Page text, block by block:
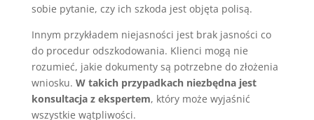
sobie pytanie, czy ich szkoda jest objęta polisą.
Innym przykładem niejasności jest brak jasności co
do procedur odszkodowania. Klienci mogą nie
rozumieć, jakie dokumenty są potrzebne do złożenia
wniosku. W takich przypadkach niezbędna jest
konsultacja z ekspertem, który może wyjaśnić
wszystkie wątpliwości.